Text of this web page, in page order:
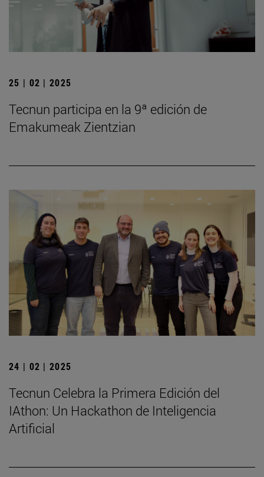
25 | 02 | 2025
Tecnun participa en la 9ª edición de
Emakumeak Zientzian
24 | 02 | 2025
Tecnun Celebra la Primera Edición del
IAthon: Un Hackathon de Inteligencia
Artificial